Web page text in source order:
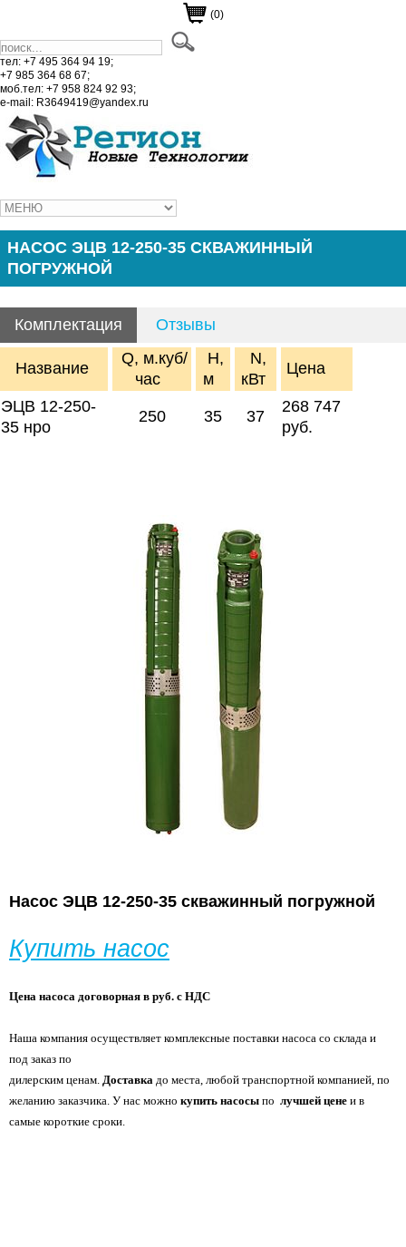
(0)
тел: +7 495 364 94 19;
+7 985 364 68 67;
моб.тел: +7 958 824 92 93;
e-mail: R3649419@yandex.ru
НАСОС ЭЦВ 12-250-35 СКВАЖИННЫЙ
ПОГРУЖНОЙ
Комплектация Отзывы
Название
Q, м.куб/
час
H,
м
N,
кВт
Цена
ЭЦВ 12-250-
35 нро
250 35 37
268 747
руб.
Насос ЭЦВ 12-250-35 скважинный погружной
Купить насос
Цена насоса договорная в руб. с НДС
Наша компания осуществляет комплексные поставки насоса со склада и
под заказ по
дилерским ценам. Доставка до места, любой транспортной компанией, по
желанию заказчика. У нас можно купить насосы по лучшей цене и в
самые короткие сроки.